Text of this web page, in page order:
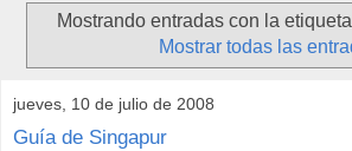
Mostrando entradas con la etiqueta
Mostrar todas las
jueves, 10 de julio de 2008
Guía de Singapur